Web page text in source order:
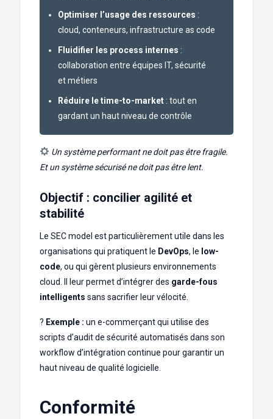
Optimiser l’usage des ressources :
cloud, conteneurs, infrastructure as code
Fluidifier les process internes :
collaboration entre équipes IT, sécurité
et métiers
Réduire le time-to-market : tout en
gardant un haut niveau de contrôle
Un système performant ne doit pas être fragile.
Et un système sécurisé ne doit pas être lent.
Objectif : concilier agilité et
stabilité
Le SEC model est particulièrement utile dans les
organisations qui pratiquent le DevOps, le low-
code, ou qui gèrent plusieurs environnements
cloud. Il leur permet d’intégrer des garde-fous
intelligents sans sacrifier leur vélocité.
? Exemple : un e-commerçant qui utilise des
scripts d’audit de sécurité automatisés dans son
workflow d’intégration continue pour garantir un
haut niveau de qualité logicielle.
Conformité